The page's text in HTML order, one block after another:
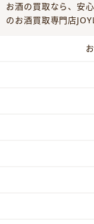
お酒の買取なら、安
のお酒買取専門店